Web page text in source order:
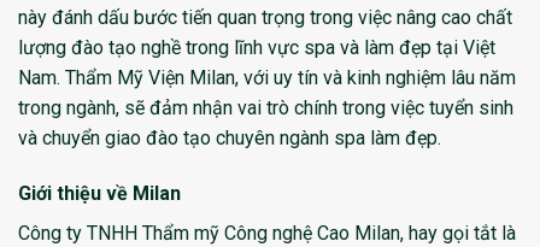
này đánh dấu bước tiến quan trọng trong việc nâng cao chất
lượng đào tạo nghề trong lĩnh vực spa và làm đẹp tại Việt
Nam. Thẩm Mỹ Viện Milan, với uy tín và kinh nghiệm lâu năm
trong ngành, sẽ đảm nhận vai trò chính trong việc tuyển sinh
và chuyển giao đào tạo chuyên ngành spa làm đẹp.
Giới thiệu về Milan
Công ty TNHH Thẩm mỹ Công nghệ Cao Milan, hay gọi tắt là